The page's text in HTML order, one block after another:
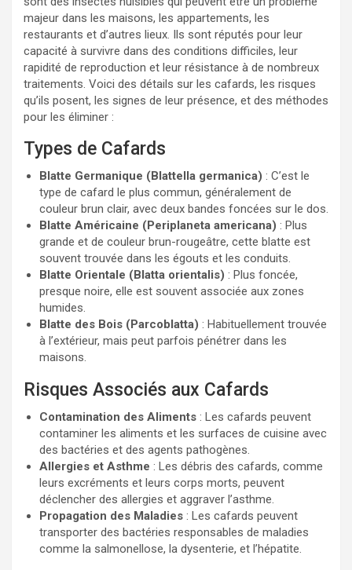
majeur dans les maisons, les appartements, les
restaurants et d’autres lieux. Ils sont réputés pour leur
capacité à survivre dans des conditions difficiles, leur
rapidité de reproduction et leur résistance à de nombreux
traitements. Voici des détails sur les cafards, les risques
qu’ils posent, les signes de leur présence, et des méthodes
pour les éliminer :
Types de Cafards
Blatte Germanique (Blattella germanica) : C’est le
type de cafard le plus commun, généralement de
couleur brun clair, avec deux bandes foncées sur le dos.
Blatte Américaine (Periplaneta americana) : Plus
grande et de couleur brun-rougeâtre, cette blatte est
souvent trouvée dans les égouts et les conduits.
Blatte Orientale (Blatta orientalis) : Plus foncée,
presque noire, elle est souvent associée aux zones
humides.
Blatte des Bois (Parcoblatta) : Habituellement trouvée
à l’extérieur, mais peut parfois pénétrer dans les
maisons.
Risques Associés aux Cafards
Contamination des Aliments : Les cafards peuvent
contaminer les aliments et les surfaces de cuisine avec
des bactéries et des agents pathogènes.
Allergies et Asthme : Les débris des cafards, comme
leurs excréments et leurs corps morts, peuvent
déclencher des allergies et aggraver l’asthme.
Propagation des Maladies : Les cafards peuvent
transporter des bactéries responsables de maladies
comme la salmonellose, la dysenterie, et l’hépatite.